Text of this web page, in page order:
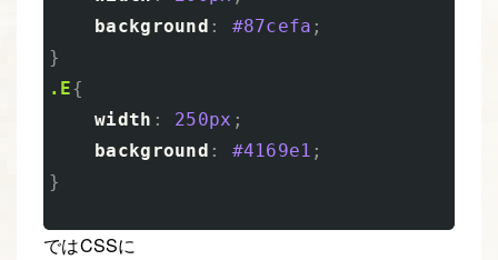
background : #87cefa ;
}
.E{
width : 250px ;
background : #4169e1 ;
}
ではCSSに